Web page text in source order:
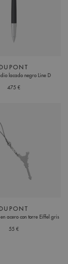
DUPONT
lacado negro Line D
475 €
DUPONT
acero con torre Eiffel gris
55 €